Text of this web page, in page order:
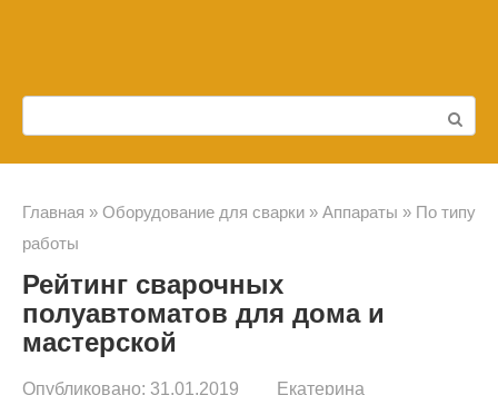
контенту
Главная » Оборудование для сварки » Аппараты » По типу
работы
Рейтинг сварочных
полуавтоматов для дома и
мастерской
Опубликовано: 31.01.2019 Екатерина